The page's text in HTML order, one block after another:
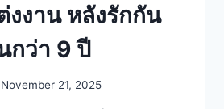
งงาน หลังรักกัน
กว่า 9 ปี
November 21, 2025